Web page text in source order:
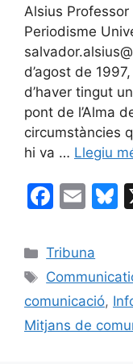
Alsius
Periodisme
d’agost de
d’haver tingut
pont de l’Alma
circumstàncies
hi va … Llegiu
F
c
e
b
o
E
ai
l
s
k
y
Categories
Tribuna
Etiquetes
comunicació,
Mitjans de